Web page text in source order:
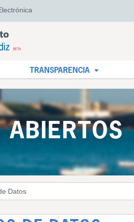
TRANSPARENCIA
ABIERTOS
Datos